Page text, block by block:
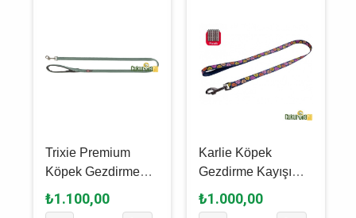
Trixie Premium
Köpek Gezdirme
Kayışı Xs - S,
Adaçayı Yeşili, 1.2
₺1.100,00
Karlie Köpek
Gezdirme Kayışı
100 Cm
₺1.000,00